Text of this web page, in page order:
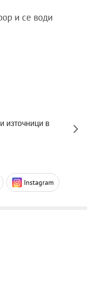
и се води
източници в
Instagram